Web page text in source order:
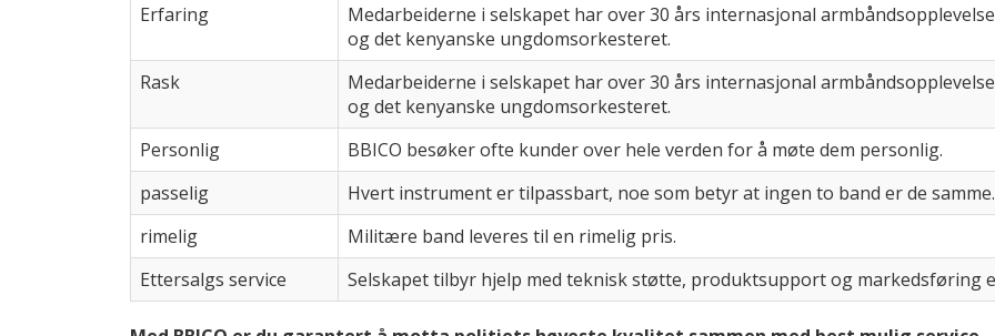
Erfaring
Medarbeiderne i selskapet har over 30 års internasjonal
og det kenyanske ungdomsorkesteret.
Rask
Medarbeiderne i selskapet har over 30 års internasjonal
og det kenyanske ungdomsorkesteret.
Personlig
BBICO besøker ofte kunder over hele verden for å møte dem personlig.
passelig
Hvert instrument er tilpassbart, noe som betyr at ingen to band er de samme.
rimelig
Militære band leveres til en rimelig pris.
Ettersalgs service
Selskapet tilbyr hjelp med teknisk støtte, produktsupport og markedsføring